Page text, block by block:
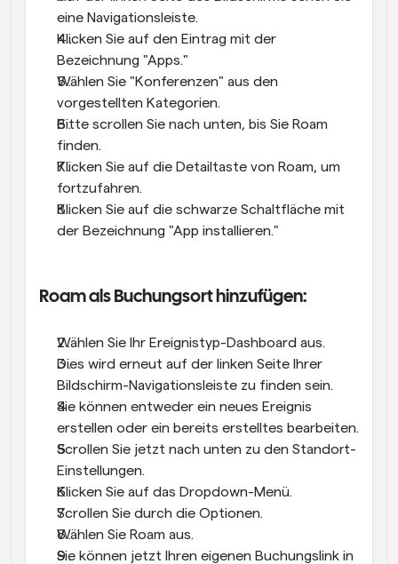
eine Navigationsleiste.
Klicken Sie auf den Eintrag mit der
Bezeichnung "Apps."
Wählen Sie "Konferenzen" aus den
vorgestellten Kategorien.
Bitte scrollen Sie nach unten, bis Sie Roam
finden.
Klicken Sie auf die Detailtaste von Roam, um
fortzufahren.
Klicken Sie auf die schwarze Schaltfläche mit
der Bezeichnung "App installieren."
Roam als Buchungsort hinzufügen:
Wählen Sie Ihr Ereignistyp-Dashboard aus.
Dies wird erneut auf der linken Seite Ihrer
Bildschirm-Navigationsleiste zu finden sein.
Sie können entweder ein neues Ereignis
erstellen oder ein bereits erstelltes bearbeiten.
Scrollen Sie jetzt nach unten zu den Standort-
Einstellungen.
Klicken Sie auf das Dropdown-Menü.
Scrollen Sie durch die Optionen.
Wählen Sie Roam aus.
Sie können jetzt Ihren eigenen Buchungslink in